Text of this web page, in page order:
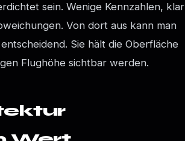
sein. Wenige Kennzahlen, klar
Von dort aus kann man
Sie hält die Oberfläche
Flughöhe sichtbar werden.